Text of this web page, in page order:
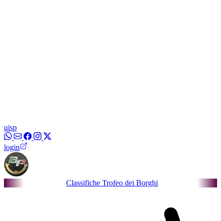
uisp
login
Classifiche Trofeo dei Borghi